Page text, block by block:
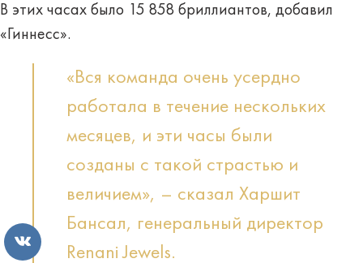
В этих часах было 15 858 бриллиантов, добавил
«Гиннесс».
«Вся команда очень усердно
работала в течение нескольких
месяцев, и эти часы были
созданы с такой страстью и
величием», – сказал Харшит
Бансал, генеральный директор
Renani Jewels.